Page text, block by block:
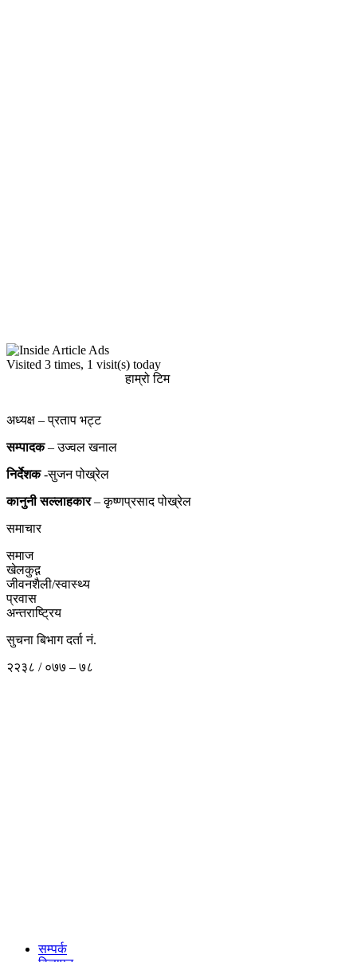
Visited 3 times, 1 visit(s) today
हाम्रो टिम
अध्यक्ष – प्रताप भट्ट
सम्पादक– उज्वल खनाल
निर्देशक-सुजन पोख्रेल
कानुनी सल्लाहकार– कृष्णप्रसाद पोख्रेल
समाचार
समाज
खेलकुद़़
जीवनशैली/स्वास्थ्य
प्रवास
अन्तराष्ट्रिय
सुचना बिभाग दर्ता नं.
२२३८ / ०७७ – ७८
सम्पर्क